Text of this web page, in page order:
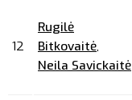
12
Rugilė
Bitkovaitė,
Neila Savickaitė